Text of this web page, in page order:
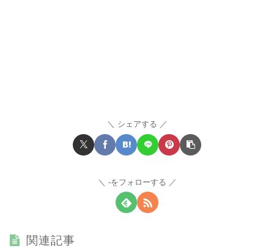
シェアする
-をフォローする
関連記事